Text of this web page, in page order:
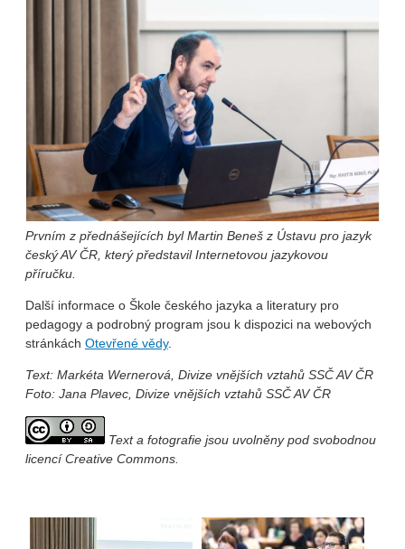
Prvním z přednášejících byl Martin Beneš z Ústavu pro jazyk
český AV ČR, který představil Internetovou jazykovou
příručku.
Další informace o Škole českého jazyka a literatury pro
pedagogy a podrobný program jsou k dispozici na webových
stránkách Otevřené vědy.
Text: Markéta Wernerová, Divize vnějších vztahů SSČ AV ČR
Foto: Jana Plavec, Divize vnějších vztahů SSČ AV ČR
Text a fotografie jsou uvolněny pod svobodnou
licencí Creative Commons.